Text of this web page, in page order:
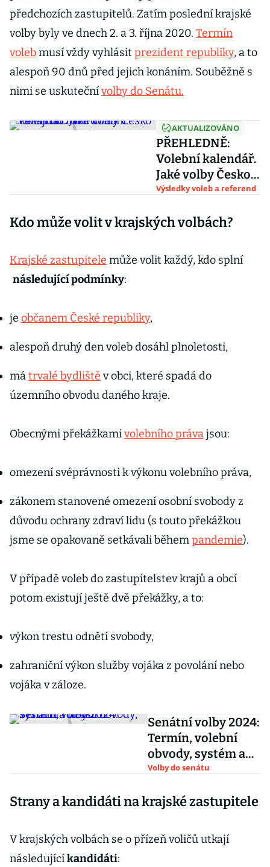
předchozích zastupitelů. Zatím poslední krajské
volby byly ve dnech 2. a 3. října 2020. Termín
volebmusí vždy vyhlásit prezident republiky, a to
alespoň 90 dnů před jejich konáním. Souběžně s
nimi se uskutečnívolby do Senátu.
AKTUALIZOVÁNO
PŘEHLEDNĚ:
Volební kalendář.
Jaké volby Česko
čekají do roku
Výsledky voleb a referend
Kdo může volit v krajských volbách?
Krajské zastupitele může volit každý, kdo splní
následující podmínky:
je občanem České republiky,
alespoň druhý den voleb dosáhl plnoletosti,
mátrvalé bydliště v obci, které spadá do
územního obvodu daného kraje.
Obecnými překážkamivolebního právajsou:
omezení svéprávnosti k výkonu volebního práva,
zákonem stanovené omezení osobní svobody z
důvodu ochrany zdraví lidu (s touto překážkou
jsme se opakovaně setkávali běhempandemie).
V případě voleb do zastupitelstev krajů a obcí
potom existují ještě dvě překážky, a to:
výkon trestu odnětí svobody,
zahraniční výkon služby vojáka z povolání nebo
vojáka v záloze.
Senátní volby 2024:
Termín, volební
obvody, systém a
účast
Volby do senátu
Strany a kandidáti na krajské zastupitele
V krajských volbách se o přízeň voličů utkají
následujícíkandidáti: